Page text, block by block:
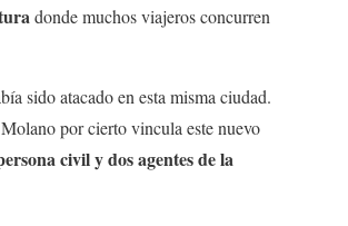
donde muchos viajeros concurren
sido atacado en esta misma ciudad.
por cierto vincula este nuevo
civil y dos agentes de la